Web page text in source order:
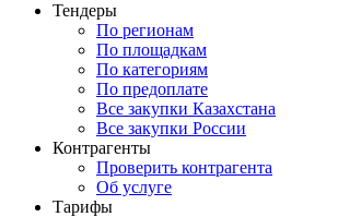
Тендеры
По регионам
По площадкам
По категориям
По предоплате
Все закупки Казахстана
Все закупки России
Контрагенты
Проверить контрагента
Об услуге
Тарифы